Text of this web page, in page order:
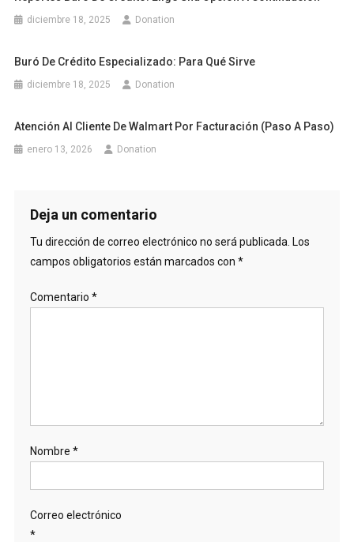
diciembre 18, 2025 Donation
Buró De Crédito Especializado: Para Qué Sirve
diciembre 18, 2025 Donation
Atención Al Cliente De Walmart Por Facturación (paso A Paso)
enero 13, 2026 Donation
Deja un comentario
Tu dirección de correo electrónico no será publicada. Los
campos obligatorios están marcados con *
Comentario *
Nombre *
Correo electrónico
*